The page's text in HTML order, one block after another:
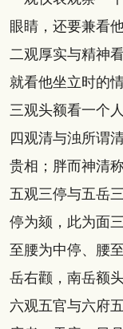
眼睛，还要兼看
二观厚实与精神
就看他坐立时的情
三观头额看一个
四观清与浊所谓
贵相；胖而神清
五观三停与五岳
停为颏，此为面
至腰为中停、腰
岳右颧，南岳额
六观五官与六府